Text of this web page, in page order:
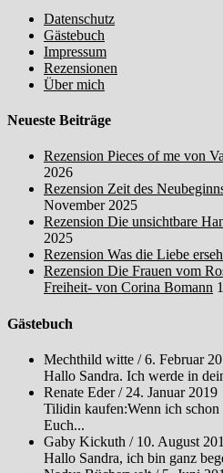
Datenschutz
Gästebuch
Impressum
Rezensionen
Über mich
Neueste Beiträge
Rezension Pieces of me von
2026
Rezension Zeit des
November 2025
Rezension Die unsichtbare
2025
Rezension Was die Liebe
Rezension Die Frauen vom
Freiheit- von Corina Bomann
Gästebuch
Mechthild witte /6. Februar
Hallo Sandra. Ich werde in
Renate Eder/ 24. Januar 2019
Tilidin kaufen:Wenn ich
Euch...
Gaby Kickuth / 10. August
Hallo Sandra, ich bin ganz